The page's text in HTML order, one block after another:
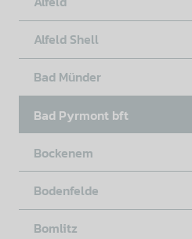
Alfeld Shell
Bad Münder
Bad Pyrmont bft
Bockenem
Bodenfelde
Bomlitz